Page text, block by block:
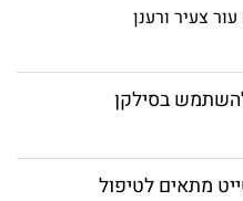
צעיר ורענן
להשתמש בסילקן
מתאים לטיפול